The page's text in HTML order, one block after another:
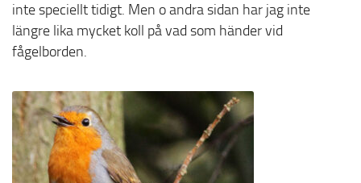
inte speciellt tidigt. Men o andra sidan har jag inte
längre lika mycket koll på vad som händer vid
fågelborden.